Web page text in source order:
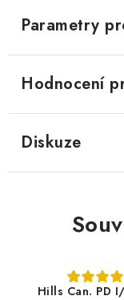
Parametry
Hodnocení
Diskuze
Hills Can. PD